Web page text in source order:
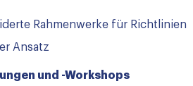
Rahmenwerke für Richtlinien
Ansatz
und -Workshops